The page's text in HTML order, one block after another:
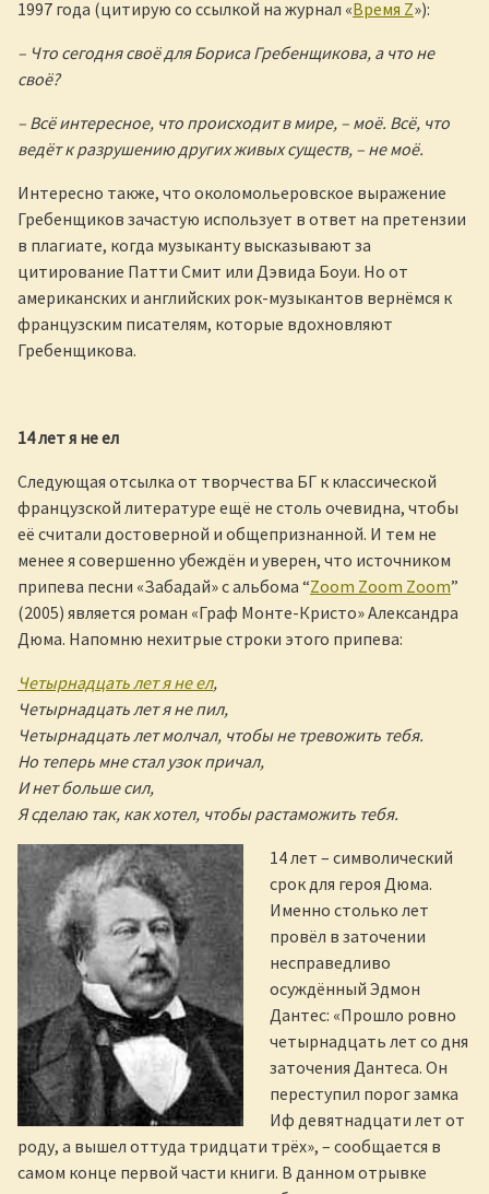
1997 года (цитирую со ссылкой на журнал «Время Z»):
– Что сегодня своё для Бориса Гребенщикова, а что не
своё?
– Всё интересное, что происходит в мире, – моё. Всё, что
ведёт к разрушению других живых существ, – не моё.
Интересно также, что околомольеровское выражение
Гребенщиков зачастую использует в ответ на претензии
в плагиате, когда музыканту высказывают за
цитирование Патти Смит или Дэвида Боуи. Но от
американских и английских рок-музыкантов вернёмся к
французским писателям, которые вдохновляют
Гребенщикова.
14 лет я не ел
Следующая отсылка от творчества БГ к классической
французской литературе ещё не столь очевидна, чтобы
её считали достоверной и общепризнанной. И тем не
менее я совершенно убеждён и уверен, что источником
припева песни «Забадай» с альбома “Zoom Zoom Zoom”
(2005) является роман «Граф Монте-Кристо» Александра
Дюма. Напомню нехитрые строки этого припева:
Четырнадцать лет я не ел,
Четырнадцать лет я не пил,
Четырнадцать лет молчал, чтобы не тревожить тебя.
Но теперь мне стал узок причал,
И нет больше сил,
Я сделаю так, как хотел, чтобы растаможить тебя.
14 лет – символический
срок для героя Дюма.
Именно столько лет
провёл в заточении
несправедливо
осуждённый Эдмон
Дантес: «Прошло ровно
четырнадцать лет со дня
заточения Дантеса. Он
переступил порог замка
Иф девятнадцати лет от
роду, а вышел оттуда тридцати трёх», – сообщается в
самом конце первой части книги. В данном отрывке